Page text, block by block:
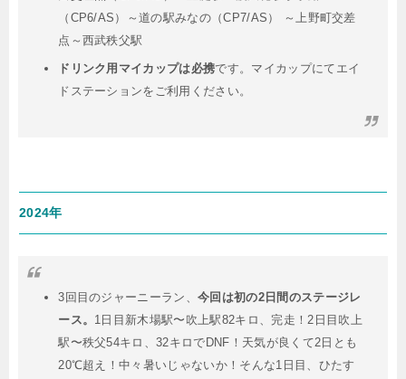
（CP6/AS）～道の駅みなの（CP7/AS） ～上野町交差
点～西武秩父駅
ドリンク用マイカップは必携です。マイカップにてエイ
ドステーションをご利用ください。
2024年
3回目のジャーニーラン、今回は初の2日間のステージレ
ース。 1日目新木場駅〜吹上駅82キロ、完走！2日目吹上
駅〜秩父54キロ、32キロでDNF！天気が良くて2日とも
20℃超え！中々暑いじゃないか！そんな1日目、ひたす